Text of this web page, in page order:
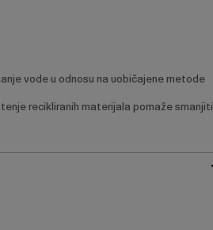
vode u odnosu na uobičajene metode
recikliranih materijala pomaže smanjiti